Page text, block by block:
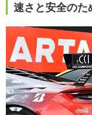
速さと安全のた